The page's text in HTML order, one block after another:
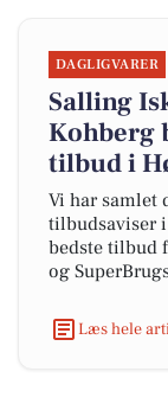
DAGLIGVARER
Salling
Kohberg
tilbud i
Vi har samlet
tilbudsaviser
bedste tilbud
og
Læs hele